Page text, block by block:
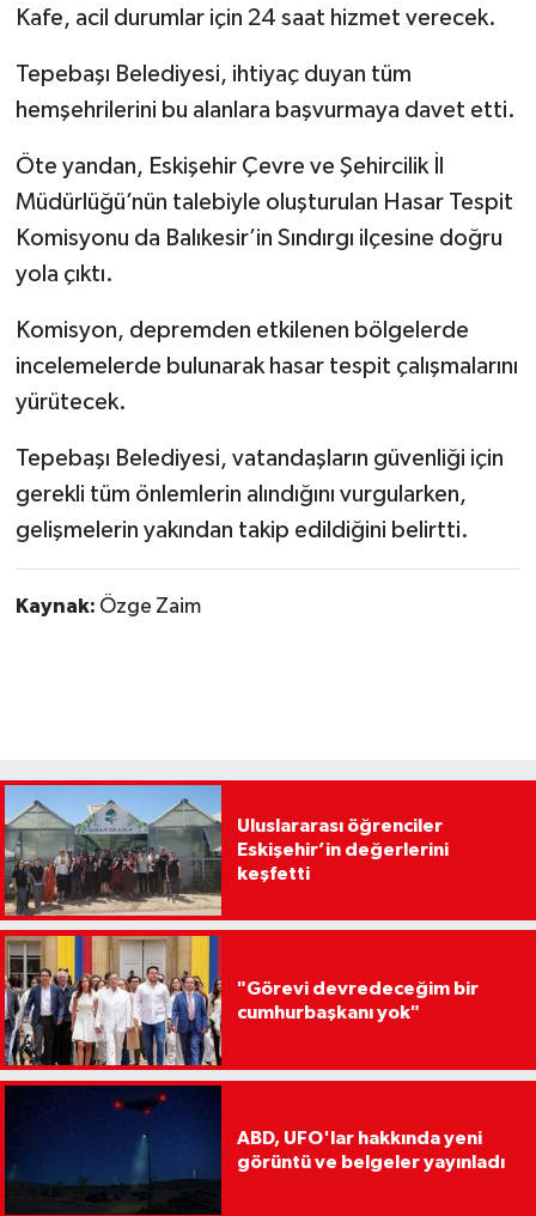
Kafe, acil durumlar için 24 saat hizmet verecek.
Tepebaşı Belediyesi, ihtiyaç duyan tüm
hemşehrilerini bu alanlara başvurmaya davet etti.
Öte yandan, Eskişehir Çevre ve Şehircilik İl
Müdürlüğü’nün talebiyle oluşturulan Hasar Tespit
Komisyonu da Balıkesir’in Sındırgı ilçesine doğru
yola çıktı.
Komisyon, depremden etkilenen bölgelerde
incelemelerde bulunarak hasar tespit çalışmalarını
yürütecek.
Tepebaşı Belediyesi, vatandaşların güvenliği için
gerekli tüm önlemlerin alındığını vurgularken,
gelişmelerin yakından takip edildiğini belirtti.
Kaynak: Özge Zaim
Uluslararası öğrenciler
Eskişehir’in değerlerini
keşfetti
"Görevi devredeceğim bir
cumhurbaşkanı yok"
ABD, UFO'lar hakkında yeni
görüntü ve belgeler yayınladı